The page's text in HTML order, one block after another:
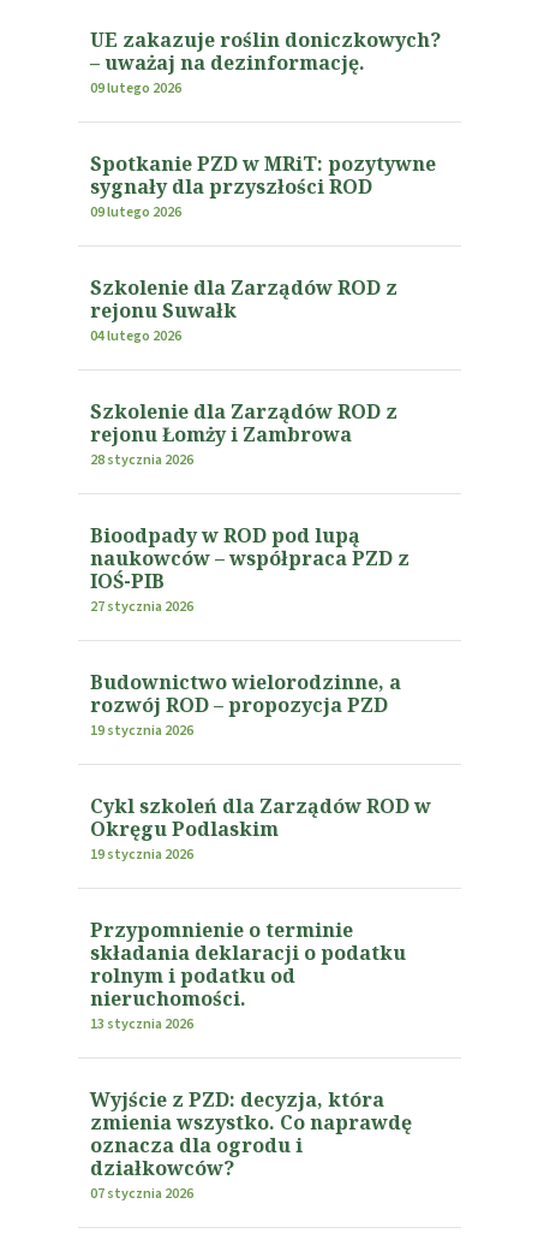
UE zakazuje roślin doniczkowych?
– uważaj na dezinformację.
09 lutego 2026
Spotkanie PZD w MRiT: pozytywne
sygnały dla przyszłości ROD
09 lutego 2026
Szkolenie dla Zarządów ROD z
rejonu Suwałk
04 lutego 2026
Szkolenie dla Zarządów ROD z
rejonu Łomży i Zambrowa
28 stycznia 2026
Bioodpady w ROD pod lupą
naukowców – współpraca PZD z
IOŚ-PIB
27 stycznia 2026
Budownictwo wielorodzinne, a
rozwój ROD – propozycja PZD
19 stycznia 2026
Cykl szkoleń dla Zarządów ROD w
Okręgu Podlaskim
19 stycznia 2026
Przypomnienie o terminie
składania deklaracji o podatku
rolnym i podatku od
nieruchomości.
13 stycznia 2026
Wyjście z PZD: decyzja, która
zmienia wszystko. Co naprawdę
oznacza dla ogrodu i
działkowców?
07 stycznia 2026